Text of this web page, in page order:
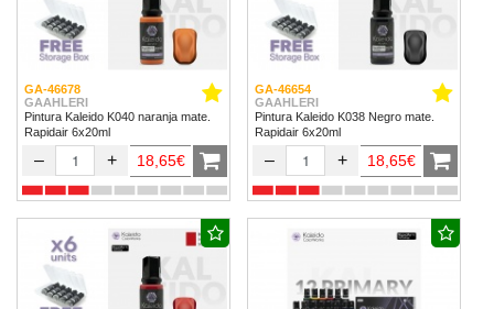
GA-46678
GAAHLERI
Pintura Kaleido K040 naranja mate.
Rapidair 6x20ml
– + 18,65€
GA-46654
GAAHLERI
Pintura Kaleido K038 Negro mate.
Rapidair 6x20ml
– + 18,65€